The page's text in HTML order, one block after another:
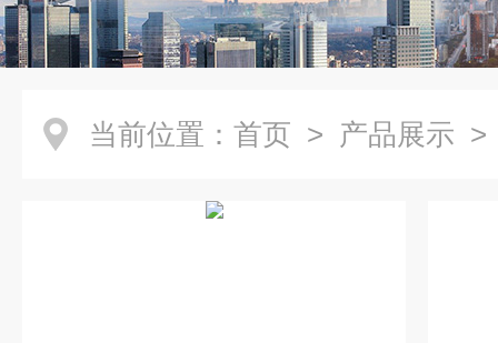
当前位置： 首页 > 产品展示